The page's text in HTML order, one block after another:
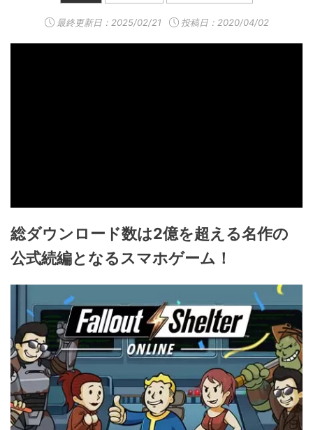
最終更新日： 2025/02/21 投稿日：2020/04/02
総ダウンロード数は2億を超える名作の
公式続編となるスマホゲーム！